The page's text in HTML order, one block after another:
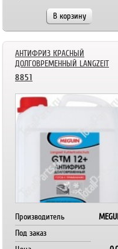
В корзину
АНТИФРИЗ КРАСНЫЙ
ДОЛГОВРЕМЕННЫЙ LANGZEIT
8851
Производитель
Под заказ